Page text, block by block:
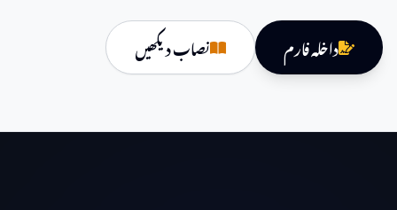
داخلہ فارم نصاب دیکھیں